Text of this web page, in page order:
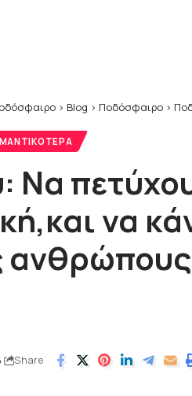
> Blog > Ποδόσφαιρο >
Να
να
Share